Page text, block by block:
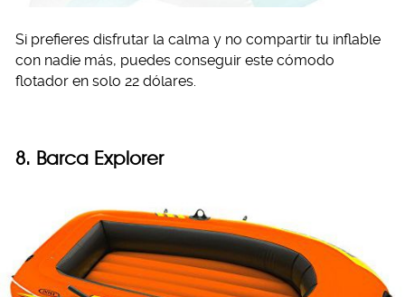
Si prefieres disfrutar la calma y no compartir tu inflable
con nadie más, puedes conseguir este cómodo
flotador en solo 22 dólares.
8. Barca Explorer